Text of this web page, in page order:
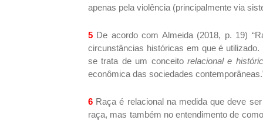
apenas pela violência (principalmente via
5 De acordo com Almeida (2018, p. 19)
circunstâncias históricas em que é
se trata de um conceitorelacional e
econômica das sociedades
6 Raça é relacional na medida que deve
raça, mas também no entendimento de